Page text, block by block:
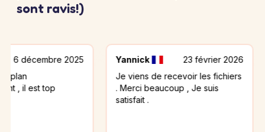
sont ravis!)
2025
top
Yannick
23 février 2026
Je viens de recevoir les fichiers
. Merci beaucoup , Je suis